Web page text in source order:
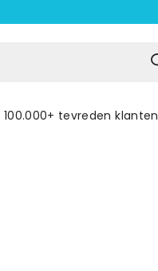
100.000+ tevreden klanten